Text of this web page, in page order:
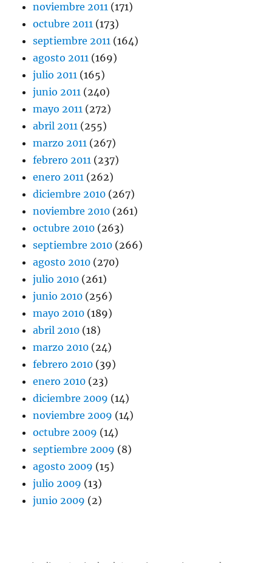
noviembre 2011 (171)
octubre 2011 (173)
septiembre 2011 (164)
agosto 2011 (169)
julio 2011 (165)
junio 2011 (240)
mayo 2011 (272)
abril 2011 (255)
marzo 2011 (267)
febrero 2011 (237)
enero 2011 (262)
diciembre 2010 (267)
noviembre 2010 (261)
octubre 2010 (263)
septiembre 2010 (266)
agosto 2010 (270)
julio 2010 (261)
junio 2010 (256)
mayo 2010 (189)
abril 2010 (18)
marzo 2010 (24)
febrero 2010 (39)
enero 2010 (23)
diciembre 2009 (14)
noviembre 2009 (14)
octubre 2009 (14)
septiembre 2009 (8)
agosto 2009 (15)
julio 2009 (13)
junio 2009 (2)